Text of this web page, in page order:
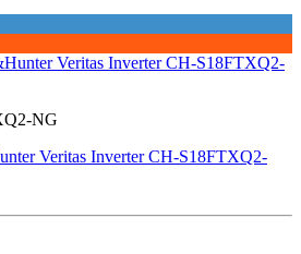
NG
Veritas Inverter CH-S18FTXQ2-